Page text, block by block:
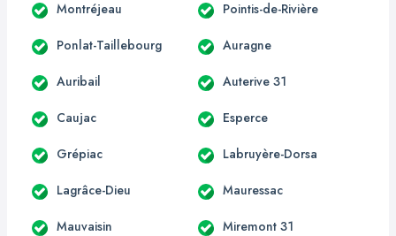
Montréjeau Pointis-de-Rivière
Ponlat-Taillebourg Auragne
Auribail Auterive 31
Caujac Esperce
Grépiac Labruyère-Dorsa
Lagrâce-Dieu Mauressac
Mauvaisin Miremont 31